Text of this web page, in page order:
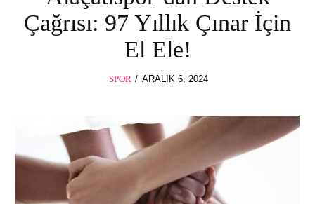
Çağrısı: 97 Yıllık Çınar İçin
El Ele!
SPOR
POSTED
ARALIK 6, 2024